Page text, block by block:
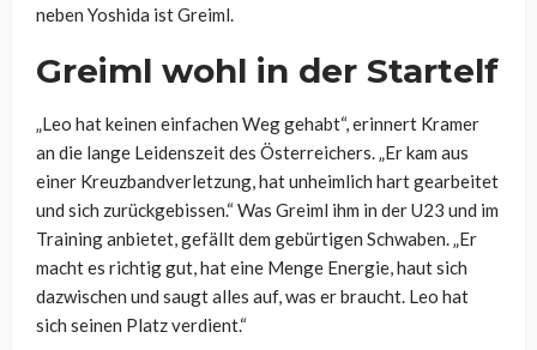
neben Yoshida ist Greiml.
Greiml wohl in der Startelf
„Leo hat keinen einfachen Weg gehabt“, erinnert Kramer
an die lange Leidenszeit des Österreichers. „Er kam aus
einer Kreuzbandverletzung, hat unheimlich hart gearbeitet
und sich zurückgebissen.“ Was Greiml ihm in der U23 und im
Training anbietet, gefällt dem gebürtigen Schwaben. „Er
macht es richtig gut, hat eine Menge Energie, haut sich
dazwischen und saugt alles auf, was er braucht. Leo hat
sich seinen Platz verdient.“